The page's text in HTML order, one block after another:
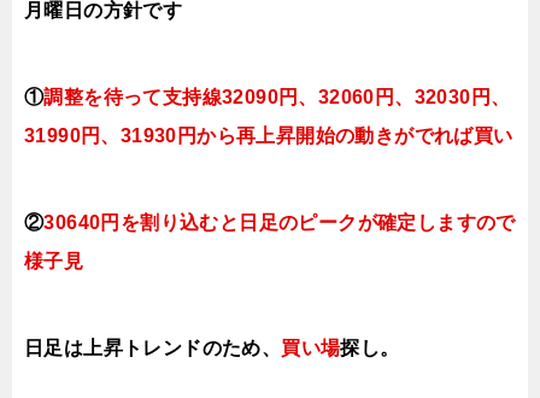
月曜日の方針です
①調整を待って支持線32090円、32060円、32030円、
31990円、31930円から再上昇開始の動きがでれば買い
②30640円を割り込むと日足のピークが確定しますので
様子見
日足は上昇トレンドのため、 買い場探し。